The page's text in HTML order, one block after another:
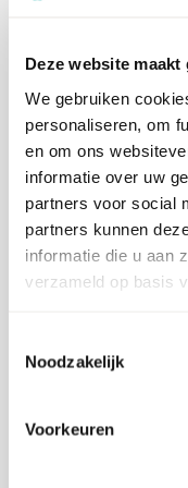
Deze website
We gebruiken
personaliseren, om
en om ons
informatie over uw
partners voor social
partners kunnen
informatie die u aan
verzameld op basis
Noodzakelijk
Voorkeuren
Ingrediënten
Allergenen
EAN
Beoordelingen